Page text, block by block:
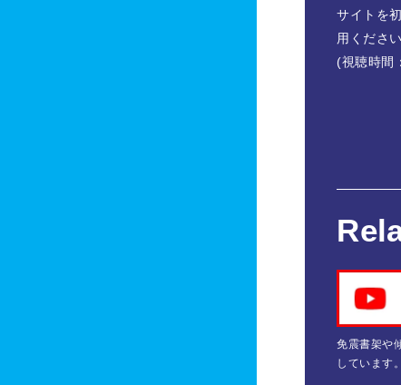
サイトを
用ください
(視聴時間
免震書架や
しています。